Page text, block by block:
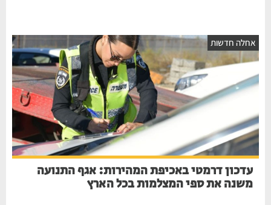
אחלה חדשות
עדכון דרמטי באכיפת המהירות: אגף התנועה
משנה את ספי המצלמות בכל הארץ